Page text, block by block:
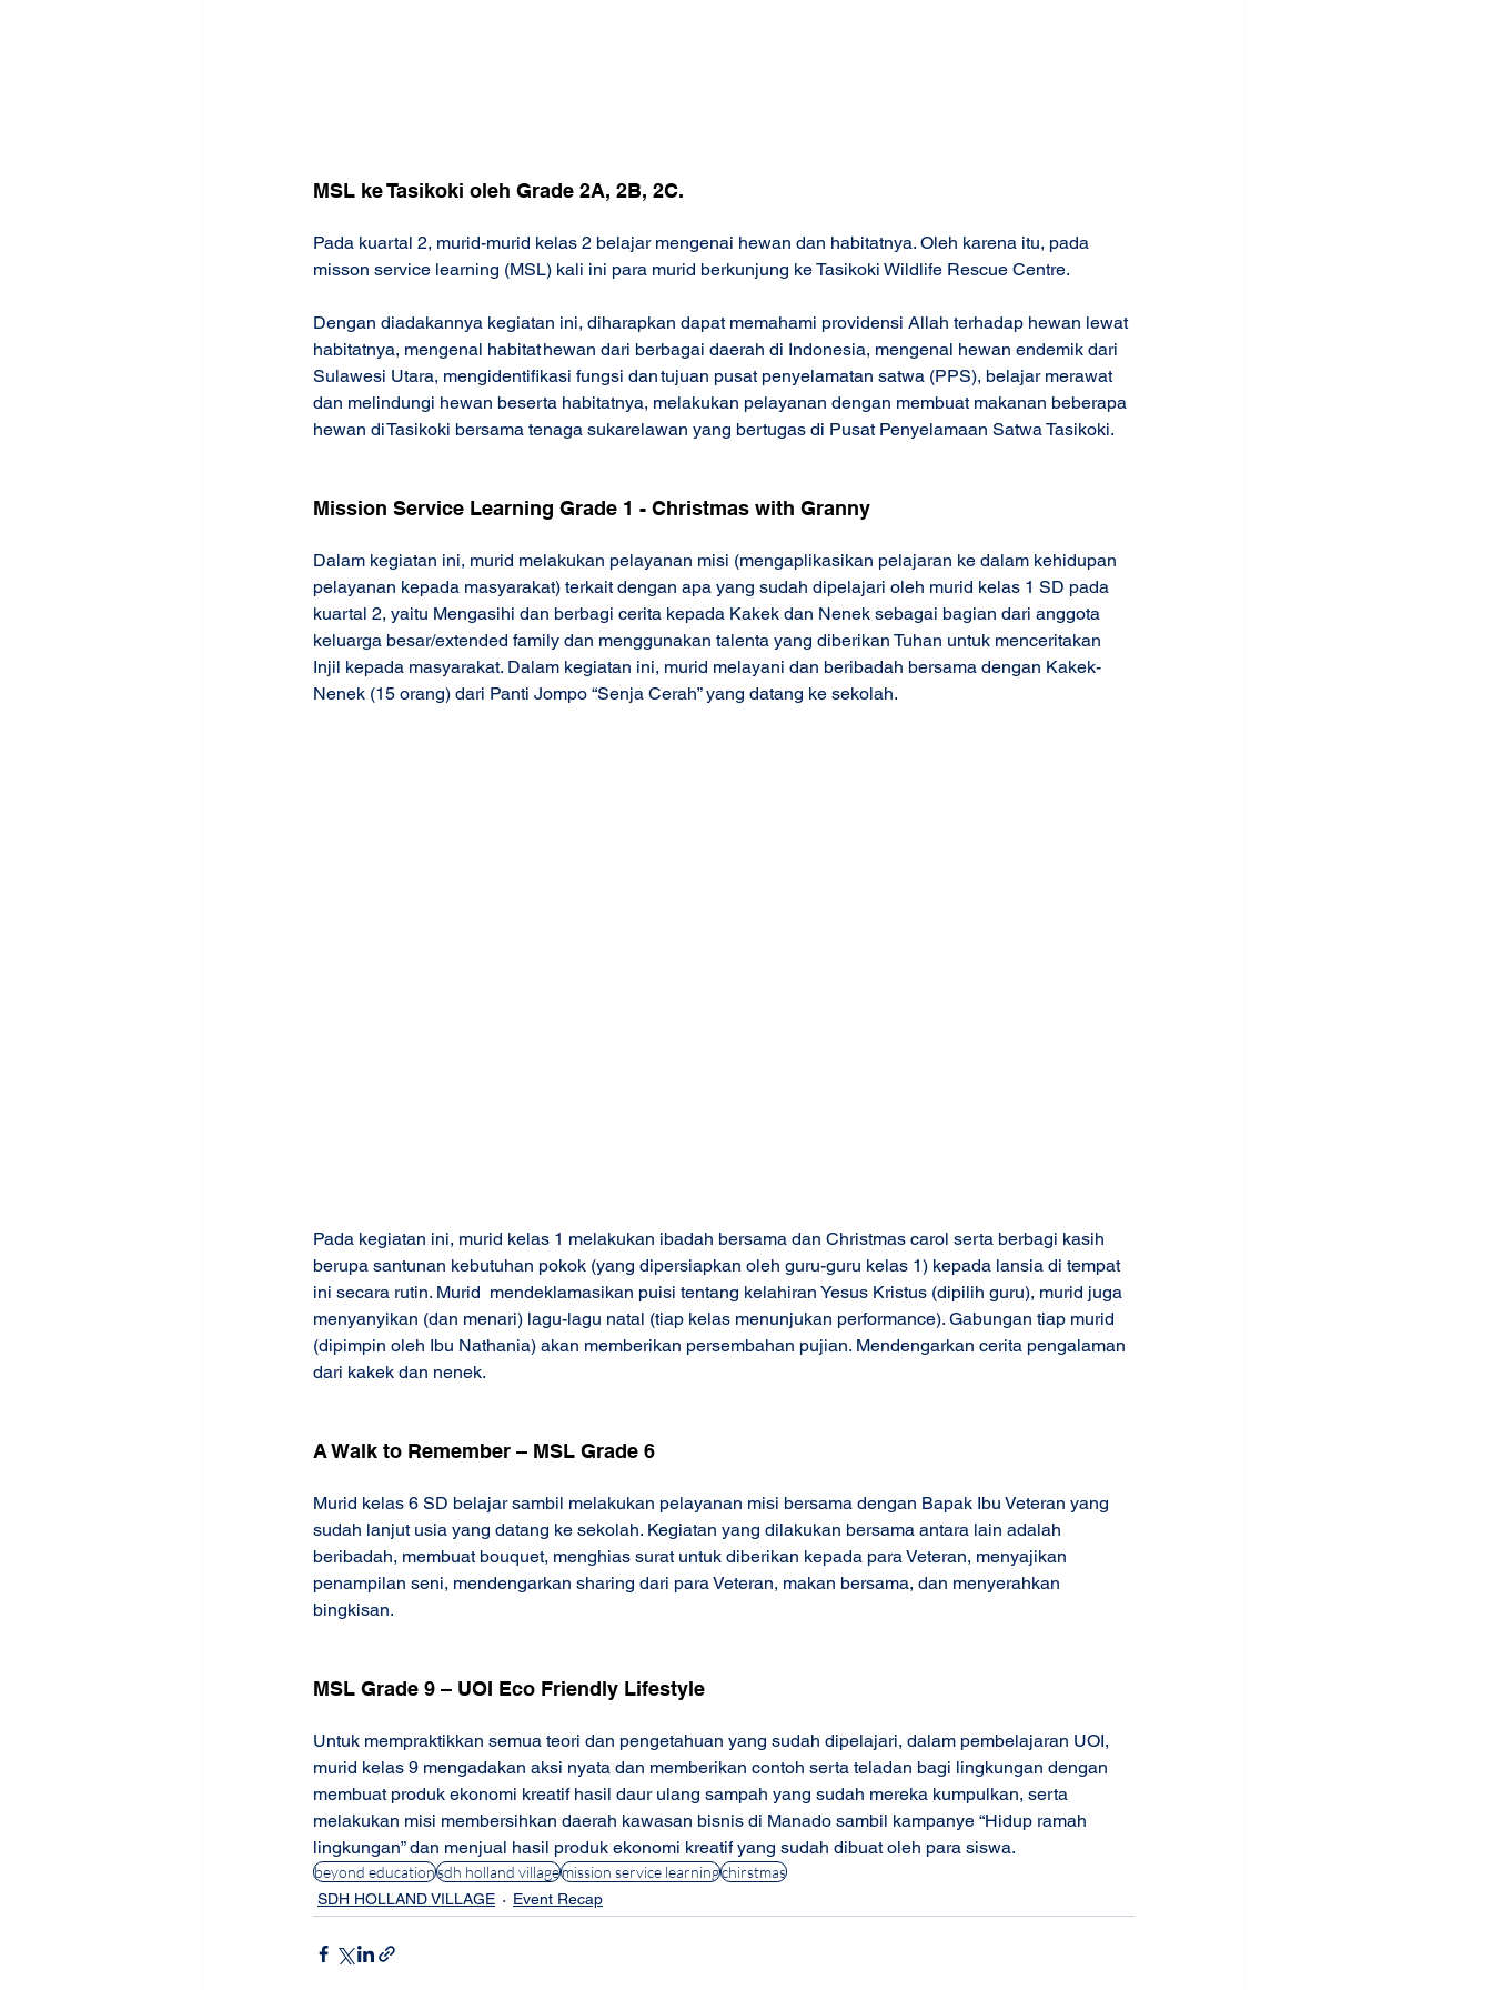
MSL ke Tasikoki oleh Grade 2A, 2B, 2C.
Pada kuartal 2, murid-murid kelas 2 belajar mengenai hewan dan habitatnya. Oleh karena itu, pada
misson service learning (MSL) kali ini para murid berkunjung ke Tasikoki Wildlife Rescue Centre.
Dengan diadakannya kegiatan ini, diharapkan dapat memahami providensi Allah terhadap hewan lewat
habitatnya, mengenal habitat hewan dari berbagai daerah di Indonesia, mengenal hewan endemik dari
Sulawesi Utara, mengidentifikasi fungsi dan tujuan pusat penyelamatan satwa (PPS), belajar merawat
dan melindungi hewan beserta habitatnya, melakukan pelayanan dengan membuat makanan beberapa
hewan di Tasikoki bersama tenaga sukarelawan yang bertugas di Pusat Penyelamaan Satwa Tasikoki.
Mission Service Learning Grade 1 - Christmas with Granny
Dalam kegiatan ini, murid melakukan pelayanan misi (mengaplikasikan pelajaran ke dalam kehidupan
pelayanan kepada masyarakat) terkait dengan apa yang sudah dipelajari oleh murid kelas 1 SD pada
kuartal 2, yaitu Mengasihi dan berbagi cerita kepada Kakek dan Nenek sebagai bagian dari anggota
keluarga besar/extended family dan menggunakan talenta yang diberikan Tuhan untuk menceritakan
Injil kepada masyarakat. Dalam kegiatan ini, murid melayani dan beribadah bersama dengan Kakek-
Nenek (15 orang) dari Panti Jompo “Senja Cerah” yang datang ke sekolah.
Pada kegiatan ini, murid kelas 1 melakukan ibadah bersama dan Christmas carol serta berbagi kasih
berupa santunan kebutuhan pokok (yang dipersiapkan oleh guru-guru kelas 1) kepada lansia di tempat
ini secara rutin. Murid  mendeklamasikan puisi tentang kelahiran Yesus Kristus (dipilih guru), murid juga
menyanyikan (dan menari) lagu-lagu natal (tiap kelas menunjukan performance). Gabungan tiap murid
(dipimpin oleh Ibu Nathania) akan memberikan persembahan pujian. Mendengarkan cerita pengalaman
dari kakek dan nenek.
A Walk to Remember – MSL Grade 6
Murid kelas 6 SD belajar sambil melakukan pelayanan misi bersama dengan Bapak Ibu Veteran yang
sudah lanjut usia yang datang ke sekolah. Kegiatan yang dilakukan bersama antara lain adalah
beribadah, membuat bouquet, menghias surat untuk diberikan kepada para Veteran, menyajikan
penampilan seni, mendengarkan sharing dari para Veteran, makan bersama, dan menyerahkan
bingkisan.
MSL Grade 9 – UOI Eco Friendly Lifestyle
Untuk mempraktikkan semua teori dan pengetahuan yang sudah dipelajari, dalam pembelajaran UOI,
murid kelas 9 mengadakan aksi nyata dan memberikan contoh serta teladan bagi lingkungan dengan
membuat produk ekonomi kreatif hasil daur ulang sampah yang sudah mereka kumpulkan, serta
melakukan misi membersihkan daerah kawasan bisnis di Manado sambil kampanye “Hidup ramah
lingkungan” dan menjual hasil produk ekonomi kreatif yang sudah dibuat oleh para siswa.
beyond educationsdh holland villagemission service learningchirstmas
SDH HOLLAND VILLAGE Event Recap